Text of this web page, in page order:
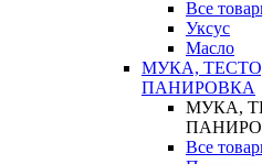
Все
Уксус
Масло
МУКА,
ПАНИРОВКА
МУКА,
Все